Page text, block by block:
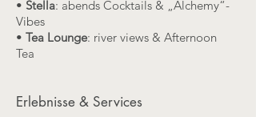
• Stella: abends Cocktails & „Alchemy“-
Vibes
• Tea Lounge: river views & Afternoon
Tea
Erlebnisse & Services